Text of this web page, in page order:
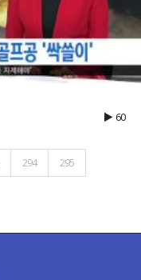
60
294 295